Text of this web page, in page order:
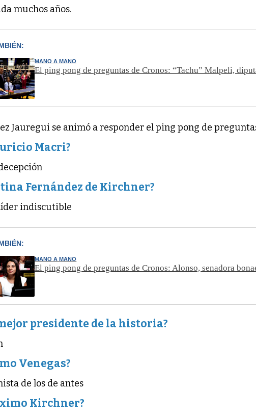
muchos años.
MANO A MANO
El ping pong de preguntas de Cronos: “Tachu” Malpeli,
Jauregui se animó a responder el ping pong de
Macri?
Fernández de Kirchner?
indiscutible
MANO A MANO
El ping pong de preguntas de Cronos: Alonso, senadora
presidente de la historia?
Venegas?
de los de antes
Kirchner?